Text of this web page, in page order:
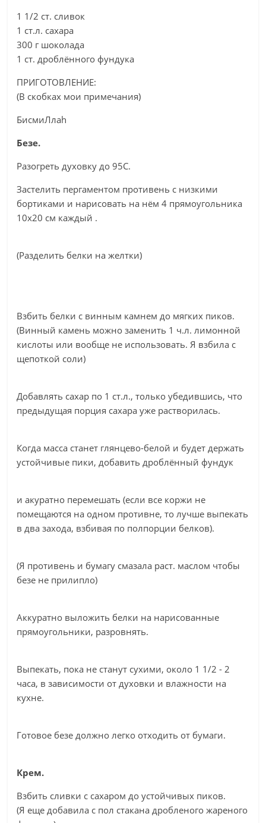
1 1/2 ст. сливок
1 ст.л. сахара
300 г шоколада
1 ст. дроблённого фундука
ПРИГОТОВЛЕНИЕ:
(В скобках мои примечания)
БисмиЛлаh
Безе.
Разогреть духовку до 95С.
Застелить пергаментом противень с низкими
бортиками и нарисовать на нём 4 прямоугольника
10х20 см каждый .
(Разделить белки на желтки)
Взбить белки с винным камнем до мягких пиков.
(Винный камень можно заменить 1 ч.л. лимонной
кислоты или вообще не использовать. Я взбила с
щепоткой соли)
Добавлять сахар по 1 ст.л., только убедившись, что
предыдущая порция сахара уже растворилась.
Когда масса станет глянцево-белой и будет держать
устойчивые пики, добавить дроблённый фундук
и акуратно перемешать (если все коржи не
помещаются на одном противне, то лучше выпекать
в два захода, взбивая по полпорции белков).
(Я противень и бумагу смазала раст. маслом чтобы
безе не прилипло)
Аккуратно выложить белки на нарисованные
прямоугольники, разровнять.
Выпекать, пока не станут сухими, около 1 1/2 - 2
часа, в зависимости от духовки и влажности на
кухне.
Готовое безе должно легко отходить от бумаги.
Крем.
Взбить сливки с сахаром до устойчивых пиков.
(Я еще добавила с пол стакана дробленого жареного